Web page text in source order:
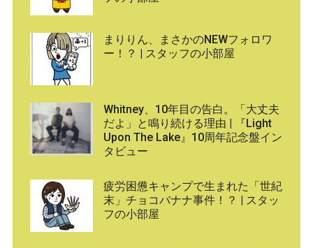
まりりん、まさかのNEWフォロワ
ー！？ | スタッフの小部屋
Whitney、10年目の告白。「大丈夫
だよ」と鳴り続ける理由 | 『Light
Upon The Lake』10周年記念盤イン
タビュー
疲労困憊キャンプで生まれた「世紀
末」チョコバナナ事件！？ | スタッ
フの小部屋